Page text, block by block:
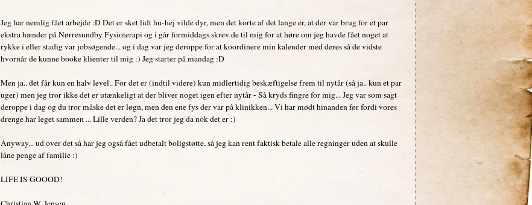
Jeg har nemlig fået arbejde :D Det er sket lidt hu-hej vilde dyr, men det korte af det lange er, at der var brug for et par
ekstra hænder på Nørresundby Fysioterapi og i går formiddags skrev de til mig for at høre om jeg havde fået noget at
rykke i eller stadig var jobsøgende... og i dag var jeg deroppe for at koordinere min kalender med deres så de vidste
hvornår de kunne booke klienter til mig :) Jeg starter på mandag :D
Men ja.. det får kun en halv level.. For det er (indtil videre) kun midlertidig beskæftigelse frem til nytår (så ja.. kun et par
uger) men jeg tror ikke det er utænkeligt at der bliver noget igen efter nytår - Så kryds fingre for mig... Jeg var som sagt
deroppe i dag og du tror måske det er løgn, men den ene fys der var på klinikken... Vi har mødt hinanden før fordi vores
drenge har leget sammen ... Lille verden? Ja det tror jeg da nok det er :)
Anyway... ud over det så har jeg også fået udbetalt boligstøtte, så jeg kan rent faktisk betale alle regninger uden at skulle
låne penge af familie :)
LIFE IS GOOOD!